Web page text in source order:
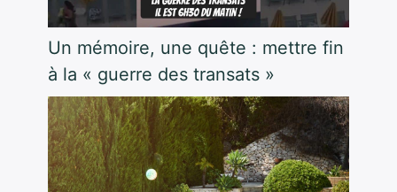
Un mémoire, une quête : mettre fin
à la « guerre des transats »